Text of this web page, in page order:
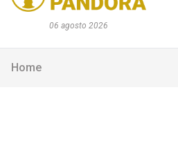
06 agosto 2026
Home